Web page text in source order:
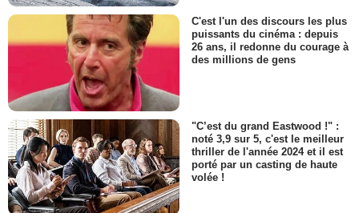
C'est l'un des discours les plus
puissants du cinéma : depuis
26 ans, il redonne du courage à
des millions de gens
"C’est du grand Eastwood !" :
noté 3,9 sur 5, c'est le meilleur
thriller de l'année 2024 et il est
porté par un casting de haute
volée !